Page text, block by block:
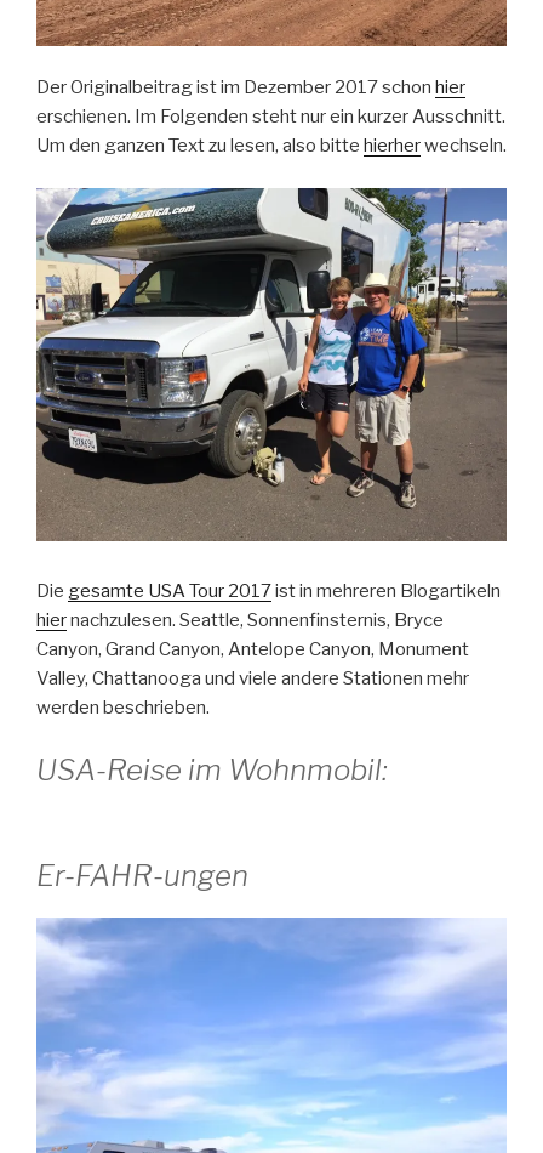
Der Originalbeitrag ist im Dezember 2017 schon hier
erschienen. Im Folgenden steht nur ein kurzer Ausschnitt.
Um den ganzen Text zu lesen, also bitte hierherwechseln.
Die gesamte USA Tour 2017ist in mehreren Blogartikeln
hiernachzulesen. Seattle, Sonnenfinsternis, Bryce
Canyon, Grand Canyon, Antelope Canyon, Monument
Valley, Chattanooga und viele andere Stationen mehr
werden beschrieben.
USA-Reise im Wohnmobil:
Er-FAHR-ungen